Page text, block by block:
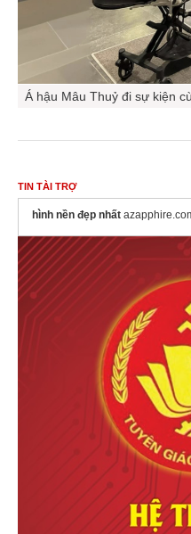
Á hậu Mâu Thuỷ đi sự kiện
TIN TÀI TRỢ
hình nền đẹp nhất